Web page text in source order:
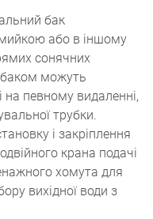
бак
або в іншому
сонячних
баком можуть
на певному видаленні,
трубки.
і закріплення
крана подачі
хомута для
вихідної води з